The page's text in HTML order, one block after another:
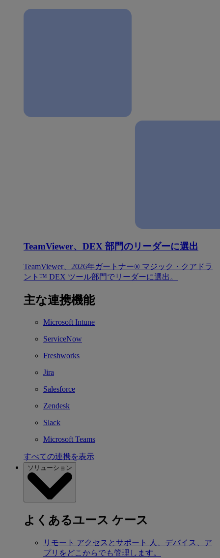
TeamViewer、DEX 部門のリーダーに選出
TeamViewer、2026年ガートナー® マジック・クアドラ
ント™ DEX ツール部門でリーダーに選出。
主な連携機能
Microsoft Intune
ServiceNow
Freshworks
Jira
Salesforce
Zendesk
Slack
Microsoft Teams
すべての連携を表示
ソリューション
よくあるユース ケース
リモート アクセスとサポート
人、デバイス、ア
プリをどこからでも管理します。